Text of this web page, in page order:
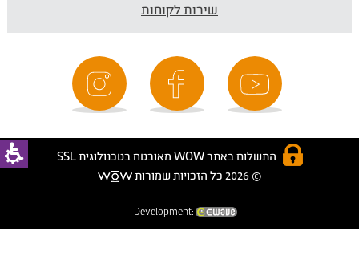
שירות לקוחות
התשלום באתר WOW מאובטח בטכנולוגית SSL
© 2026 כל הזכויות שמורות
Development: